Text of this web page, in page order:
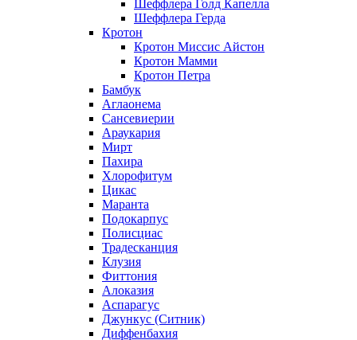
Шеффлера Голд Капелла
Шеффлера Герда
Кротон
Кротон Миссис Айстон
Кротон Мамми
Кротон Петра
Бамбук
Аглаонема
Сансевиерии
Араукария
Мирт
Пахира
Хлорофитум
Цикас
Маранта
Подокарпус
Полисциас
Традесканция
Клузия
Фиттония
Алоказия
Аспарагус
Джункус (Ситник)
Диффенбахия